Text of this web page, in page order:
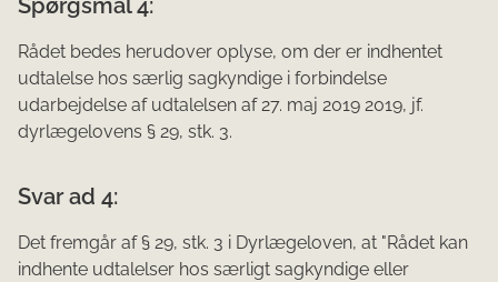
Spørgsmål 4:
Rådet bedes herudover oplyse, om der er indhentet
udtalelse hos særlig sag­kyndige i forbindelse
udarbejdelse af udtalelsen af 27. maj 2019 2019, jf.
dyrlægelovens § 29, stk. 3.
Svar ad 4:
Det fremgår af § 29, stk. 3 i Dyrlægeloven, at "Rådet kan
indhente udtalelser hos særligt sagkyndige eller